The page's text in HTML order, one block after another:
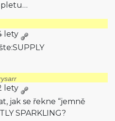
pletu…
lety
lety
jak se řekne “jemně
SPARKLING?